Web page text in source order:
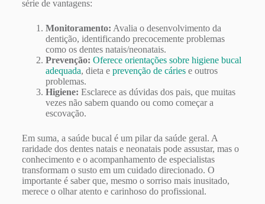
série de vantagens:
Monitoramento: Avalia o desenvolvimento da
dentição, identificando precocemente problemas
como os dentes natais/neonatais.
Prevenção: Oferece orientações sobre higiene bucal
adequada, dieta e prevenção de cáriese outros
problemas.
Higiene: Esclarece as dúvidas dos pais, que muitas
vezes não sabem quando ou como começar a
escovação.
Em suma, a saúde bucal é um pilar da saúde geral. A
raridade dos dentes natais e neonatais pode assustar, mas o
conhecimento e o acompanhamento de especialistas
transformam o susto em um cuidado direcionado. O
importante é saber que, mesmo o sorriso mais inusitado,
merece o olhar atento e carinhoso do profissional.